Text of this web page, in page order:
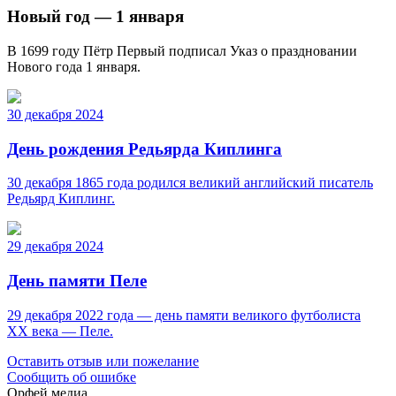
Новый год — 1 января
В 1699 году Пётр Первый подписал Указ о праздновании
Нового года 1 января.
30 декабря 2024
День рождения Редьярда Киплинга
30 декабря 1865 года родился великий английский писатель
Редьярд Киплинг.
29 декабря 2024
День памяти Пеле
29 декабря 2022 года — день памяти великого футболиста
ХХ века — Пеле.
Оставить отзыв или пожелание
Сообщить об ошибке
Орфей медиа